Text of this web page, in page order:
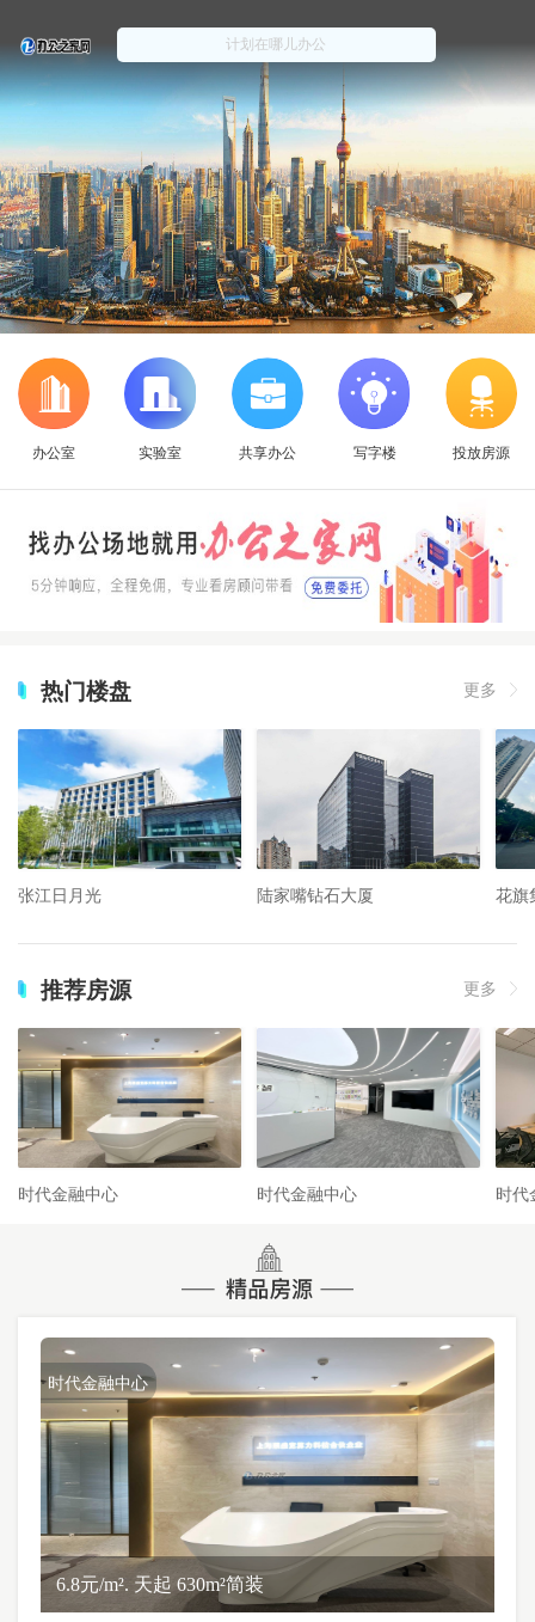
办公室 实验室 共享办公 写字楼 投放房源
热门楼盘 更多
张江日月光 陆家嘴钻石大厦 花旗
推荐房源 更多
时代金融中心 时代金融中心 时代
时代金融中心
6.8元/m². 天起 630m²简装